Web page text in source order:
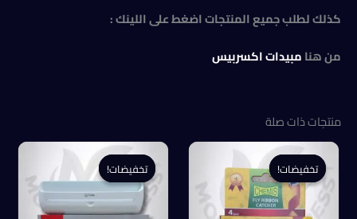
كذلك لطلب جميع المنتجات اضغط على اللينك :
من هنامبيدات اكسربيس
منتجات ذات صلة
تخفيضات!
تخفيضات! تخفيضات!
تخفيضات!